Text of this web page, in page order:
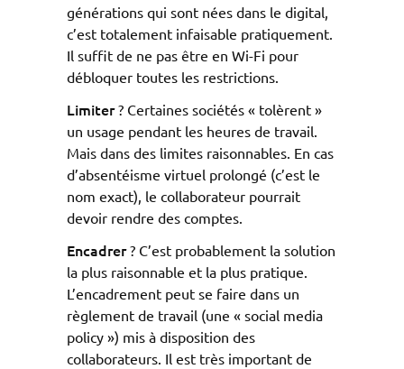
générations qui sont nées dans le digital,
c’est totalement infaisable pratiquement.
Il suffit de ne pas être en Wi-Fi pour
débloquer toutes les restrictions.
Limiter? Certaines sociétés « tolèrent »
un usage pendant les heures de travail.
Mais dans des limites raisonnables. En cas
d’absentéisme virtuel prolongé (c’est le
nom exact), le collaborateur pourrait
devoir rendre des comptes.
Encadrer? C’est probablement la solution
la plus raisonnable et la plus pratique.
L’encadrement peut se faire dans un
règlement de travail (une « social media
policy ») mis à disposition des
collaborateurs. Il est très important de